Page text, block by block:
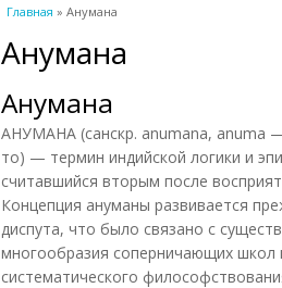
Вы здесь
Главная » Анумана
Анумана
Анумана
АНУМАНА (санскр. anumana, anuma
то) — термин индийской логики и
считавшийся вторым после
Концепция ануманы развивается
диспута, что было связано с
многообразия соперничающих школ
систематического